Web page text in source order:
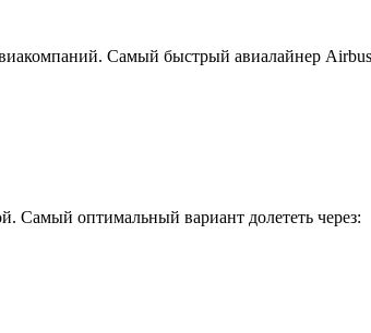
Самый быстрый авиалайнер
Самый оптимальный вариант долететь через: